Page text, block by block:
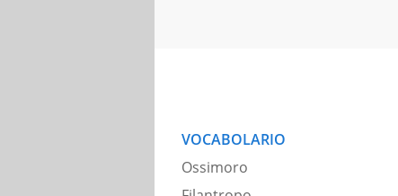
VOCABOLARIO
Ossimoro